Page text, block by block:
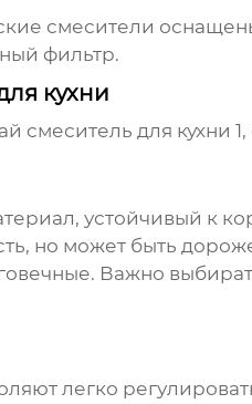
смесители
фильтр.
кухни
смеситель для кухни 1
устойчивый к
но может быть
Важно
легко